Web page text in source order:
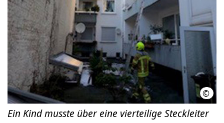
©
Ein Kind musste über eine vierteilige Steckleiter